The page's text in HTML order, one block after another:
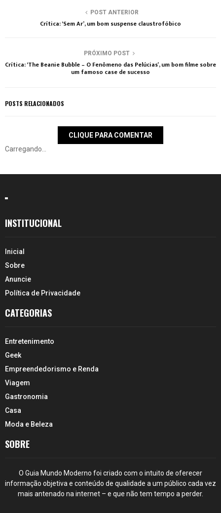
POST ANTERIOR
Crítica: ‘Sem Ar’, um bom suspense claustrofóbico
PRÓXIMO POST
Crítica: ‘The Beanie Bubble – O Fenômeno das Pelúcias’, um bom filme sobre
um famoso case de sucesso
POSTS RELACIONADOS
CLIQUE PARA COMENTAR
Carregando...
INSTITUCIONAL
Inicial
Sobre
Anuncie
Política de Privacidade
CATEGORIAS
Entretenimento
Geek
Empreendedorismo e Renda
Viagem
Gastronomia
Casa
Moda e Beleza
SOBRE
O Guia Mundo Moderno foi criado com o intuito de oferecer
informação objetiva e conteúdo de qualidade a um público cada vez
mais antenado na internet – e que não tem tempo a perder.